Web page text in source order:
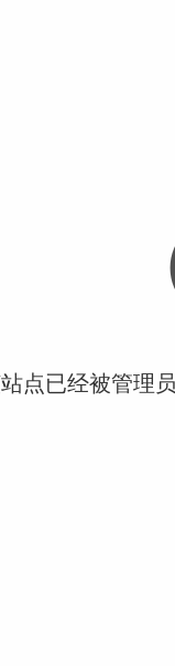
点已经被管理